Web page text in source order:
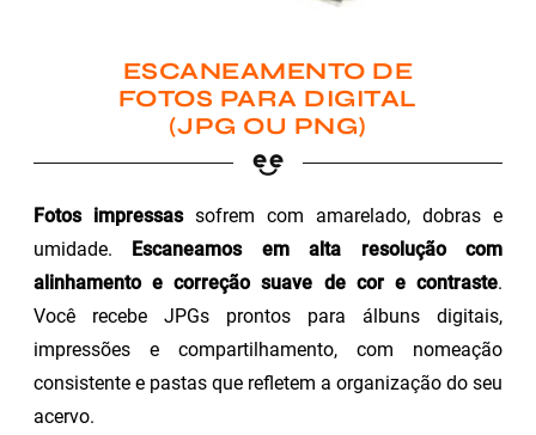
ESCANEAMENTO DE
FOTOS PARA DIGITAL
(JPG OU PNG)
Fotos impressassofrem com amarelado, dobras e
umidade. Escaneamos em alta resolução com
alinhamento e correção suave de cor e contraste.
Você recebe JPGs prontos para álbuns digitais,
impressões e compartilhamento, com nomeação
consistente e pastas que refletem a organização do seu
acervo.